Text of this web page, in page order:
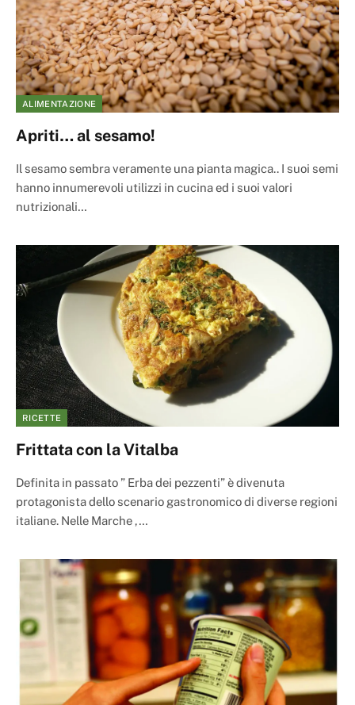
ALIMENTAZIONE
Apriti… al sesamo!
Il sesamo sembra veramente una pianta magica.. I suoi semi
hanno innumerevoli utilizzi in cucina ed i suoi valori
nutrizionali…
RICETTE
Frittata con la Vitalba
Definita in passato ” Erba dei pezzenti” è divenuta
protagonista dello scenario gastronomico di diverse regioni
italiane. Nelle Marche ,…